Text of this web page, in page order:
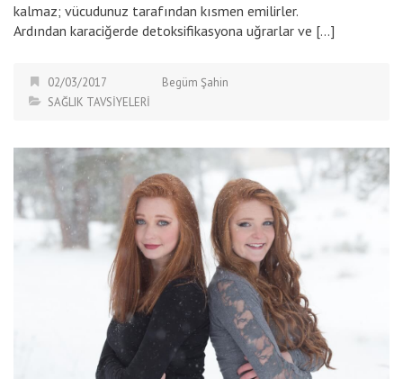
kalmaz; vücudunuz tarafından kısmen emilirler.
Ardından karaciğerde detoksifikasyona uğrarlar ve […]
02/03/2017
Begüm Şahin
SAĞLIK TAVSİYELERİ